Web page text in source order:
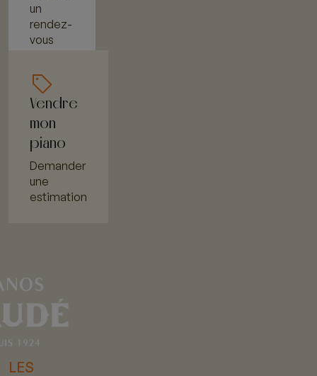
un
rendez-
vous
Vendre
mon
piano
Demander
une
estimation
LES